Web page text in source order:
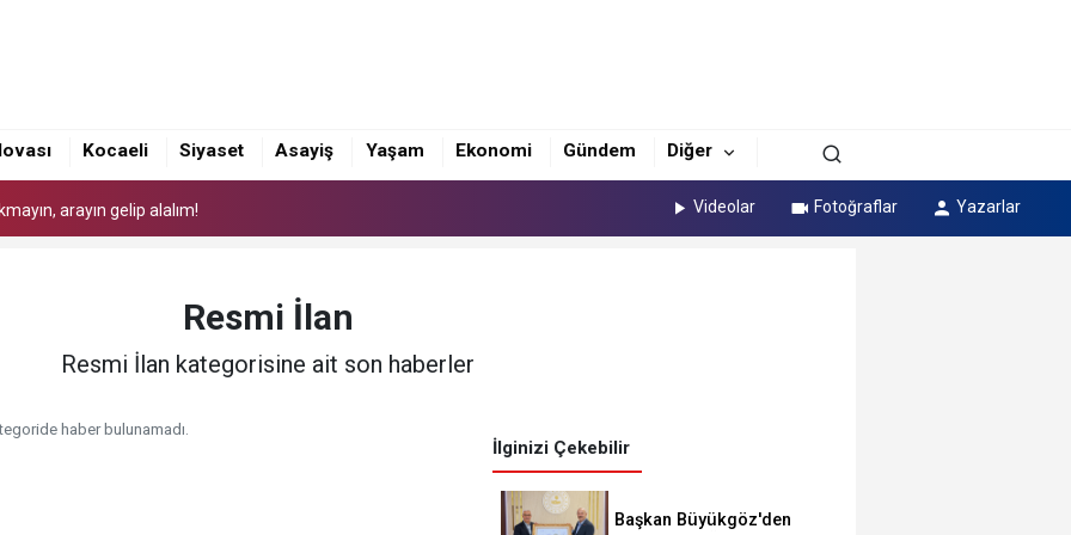
Kocaeli Siyaset Asayiş Yaşam Ekonomi Gündem Diğer
Sinema Keyfi
arayın gelip alalım! Videolar Fotoğraflar Yazarlar
Resmi İlan
Resmi İlan kategorisine ait son haberler
haber bulunamadı.
İlginizi Çekebilir
Başkan Büyükgöz'den